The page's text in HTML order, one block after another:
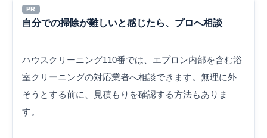
PR
自分での掃除が難しいと感じたら、プロへ相談
ハウスクリーニング110番では、エプロン内部を含む浴
室クリーニングの対応業者へ相談できます。無理に外
そうとする前に、見積もりを確認する方法もありま
す。